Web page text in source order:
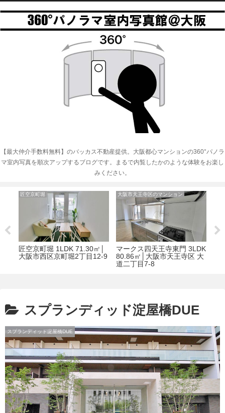
【最大仲介手数料無料】のバッカス不動産提供。大阪都心マンションの360°パノラ
マ室内写真を順次アップするブログです。まるで内覧したかのような体験をお楽し
みください。
匠空京町堀
匠空京町堀 1LDK 71.30㎡│
大阪市西区京町堀2丁目12-9
大阪市天王寺区のマンション
マークス四天王寺東門 3LDK
80.86㎡│大阪市天王寺区 大
道二丁目7-8
スプランディッド淀屋橋DUE
スプランディッド淀屋橋DUE